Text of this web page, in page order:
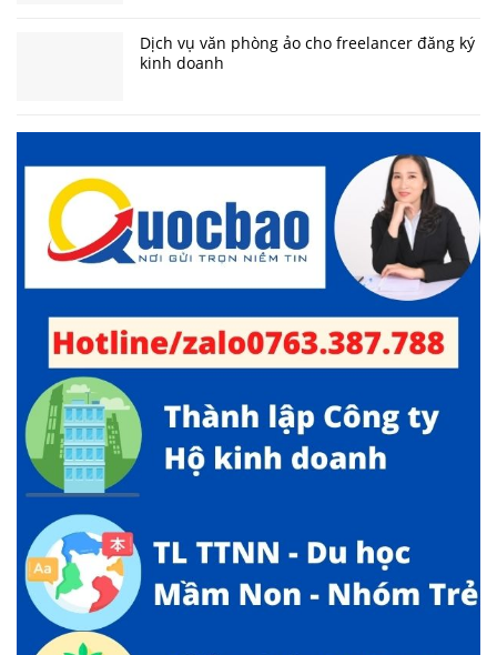
Dịch vụ văn phòng ảo cho freelancer đăng ký
kinh doanh